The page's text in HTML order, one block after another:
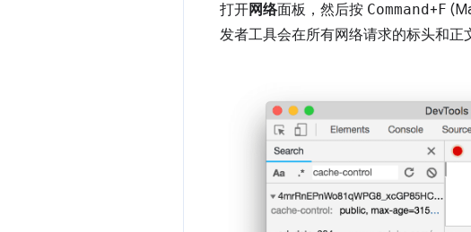
打开网络面板，然后按 Command+F
发者工具会在所有网络请求的标头和正